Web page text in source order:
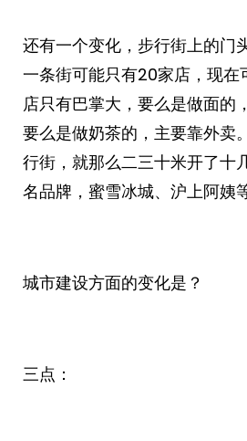
还有一个变化，步行街上的门
一条街可能只有20家店，现在
店只有巴掌大，要么是做面的
要么是做奶茶的，主要靠外卖
行街，就那么二三十米开了十
名品牌，蜜雪冰城、沪上阿姨
城市建设方面的变化是？
三点：